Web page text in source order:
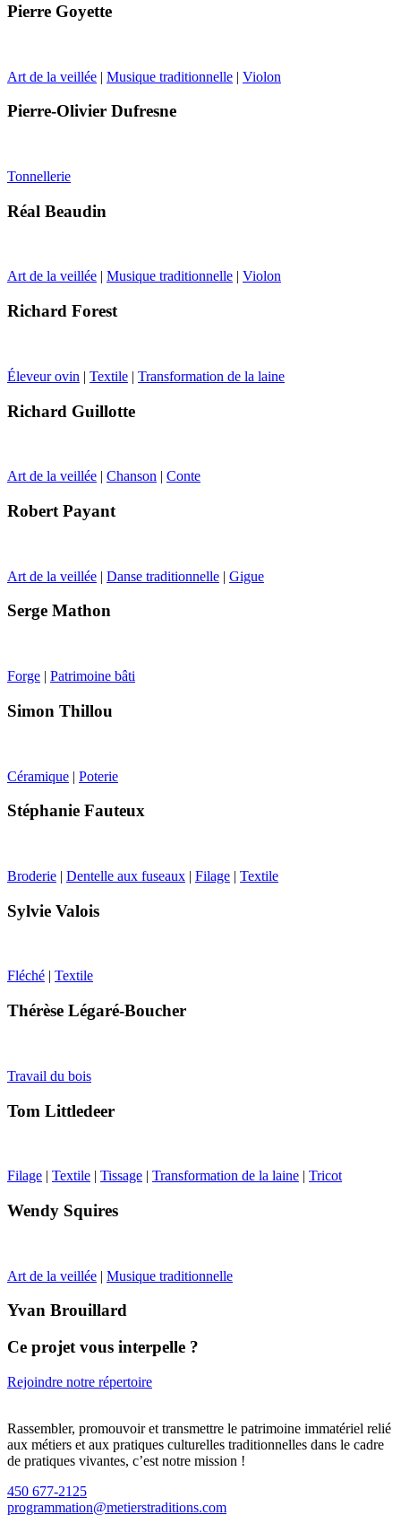
Pierre Goyette
Art de la veillée | Musique traditionnelle | Violon
Pierre-Olivier Dufresne
Tonnellerie
Réal Beaudin
Art de la veillée | Musique traditionnelle | Violon
Richard Forest
Éleveur ovin | Textile | Transformation de la laine
Richard Guillotte
Art de la veillée | Chanson | Conte
Robert Payant
Art de la veillée | Danse traditionnelle | Gigue
Serge Mathon
Forge | Patrimoine bâti
Simon Thillou
Céramique | Poterie
Stéphanie Fauteux
Broderie | Dentelle aux fuseaux | Filage | Textile
Sylvie Valois
Fléché | Textile
Thérèse Légaré-Boucher
Travail du bois
Tom Littledeer
Filage | Textile | Tissage | Transformation de la laine | Tricot
Wendy Squires
Art de la veillée | Musique traditionnelle
Yvan Brouillard
Ce projet vous interpelle ?
Rejoindre notre répertoire
Rassembler, promouvoir et transmettre le patrimoine immatériel relié
aux métiers et aux pratiques culturelles traditionnelles dans le cadre
de pratiques vivantes, c’est notre mission !
450 677-2125
programmation@metierstraditions.com